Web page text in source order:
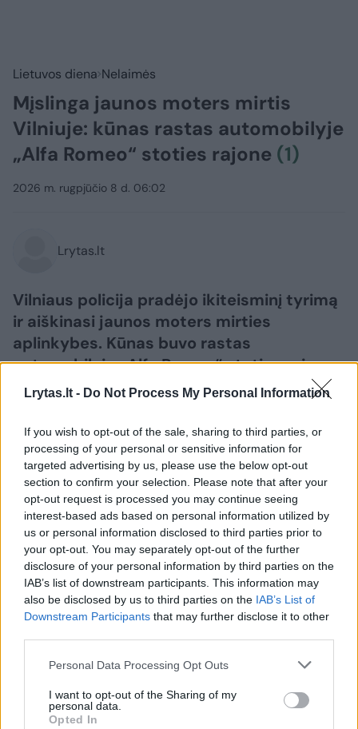
Lrytas.lt - Do Not Process My Personal Information
If you wish to opt-out of the sale, sharing to third parties, or
processing of your personal or sensitive information for
targeted advertising by us, please use the below opt-out
section to confirm your selection. Please note that after your
opt-out request is processed you may continue seeing
interest-based ads based on personal information utilized by
us or personal information disclosed to third parties prior to
your opt-out. You may separately opt-out of the further
disclosure of your personal information by third parties on the
IAB’s list of downstream participants. This information may
also be disclosed by us to third parties on the IAB’s List of
Downstream Participants that may further disclose it to other
Personal Data Processing Opt Outs
I want to opt-out of the Sharing of my
personal data.
Opted In
Lietuvos diena Nelaimės
Mįslinga jaunos moters mirtis
Vilniuje: kūnas rastas automobilyje
„Alfa Romeo“ stoties rajone (1)
2026 m. rugpjūčio 8 d. 06:02
Lrytas.lt
Vilniaus policija pradėjo ikiteisminį tyrimą
ir aiškinasi jaunos moters mirties
aplinkybes. Kūnas buvo rastas
automobilyje „Alfa Romeo“ stoties rajone.
Policija vis dar tikslina moters tapatybę.
Daugiau nuotraukų (1)
Kaip pranešė Vilniaus apskrities VPK,
rugpjūčio 7 d. apie 9 val. 10 min. Vilniuje,
Sodų g., automobilyje, rastas nenustatytos